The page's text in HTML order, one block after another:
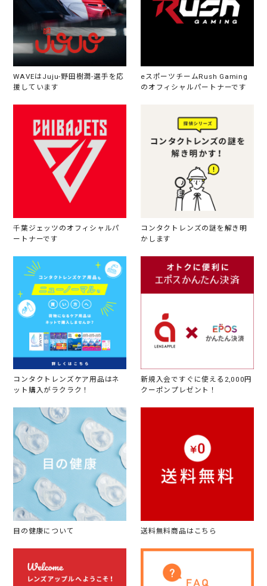
WAVEはJuju-野田樹潤-選手を応
援しています
eスポーツチームRush Gaming
のオフィシャルパートナーです
千葉ジェッツのオフィシャルパ
ートナーです
コンタクトレンズの謎を解き明
かします
コンタクトレンズケア用品はネ
ット購入がラクラク！
新規入会ですぐに使える2,000円
クーポンプレゼント！
目の健康について 送料無料商品はこちら